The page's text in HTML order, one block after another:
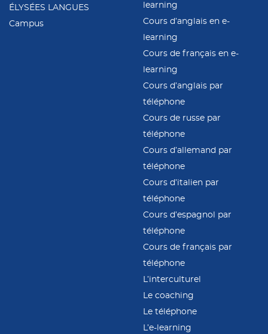
ÉLYSÉES LANGUES
Campus
learning
Cours d’anglais en e-
learning
Cours de français en e-
learning
Cours d’anglais par
téléphone
Cours de russe par
téléphone
Cours d’allemand par
téléphone
Cours d’italien par
téléphone
Cours d’espagnol par
téléphone
Cours de français par
téléphone
L’interculturel
Le coaching
Le téléphone
L’e-learning